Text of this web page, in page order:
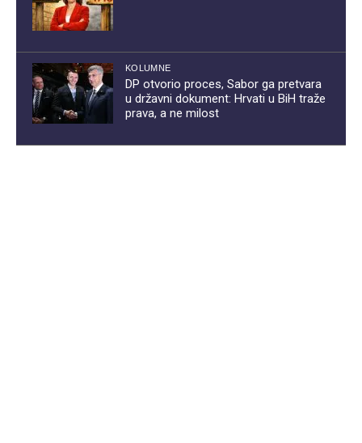
KOLUMNE
DP otvorio proces, Sabor ga pretvara
u državni dokument: Hrvati u BiH traže
prava, a ne milost